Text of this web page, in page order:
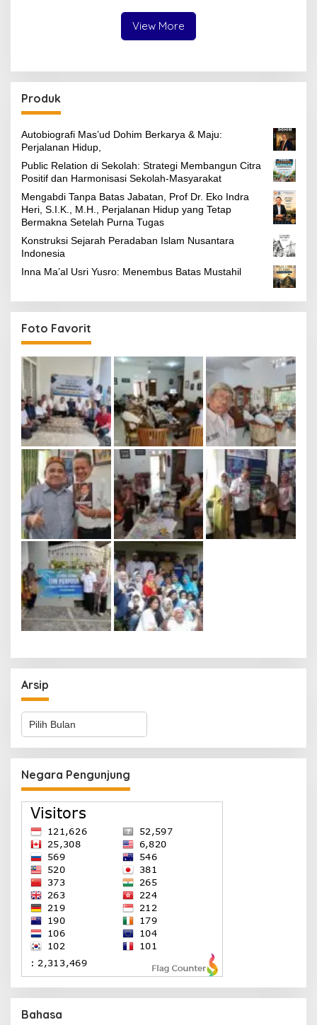
View More
Produk
Autobiografi Mas’ud Dohim Berkarya & Maju:
Perjalanan Hidup,
Public Relation di Sekolah: Strategi Membangun Citra
Positif dan Harmonisasi Sekolah-Masyarakat
Mengabdi Tanpa Batas Jabatan, Prof Dr. Eko Indra
Heri, S.I.K., M.H., Perjalanan Hidup yang Tetap
Bermakna Setelah Purna Tugas
Konstruksi Sejarah Peradaban Islam Nusantara
Indonesia
Inna Ma’al Usri Yusro: Menembus Batas Mustahil
Foto Favorit
Arsip
Arsip
Negara Pengunjung
Bahasa